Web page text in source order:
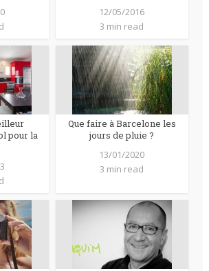
12/05/2016
3 min read
pour la
Que faire à Barcelone les
jours de pluie ?
13/01/2020
3 min read